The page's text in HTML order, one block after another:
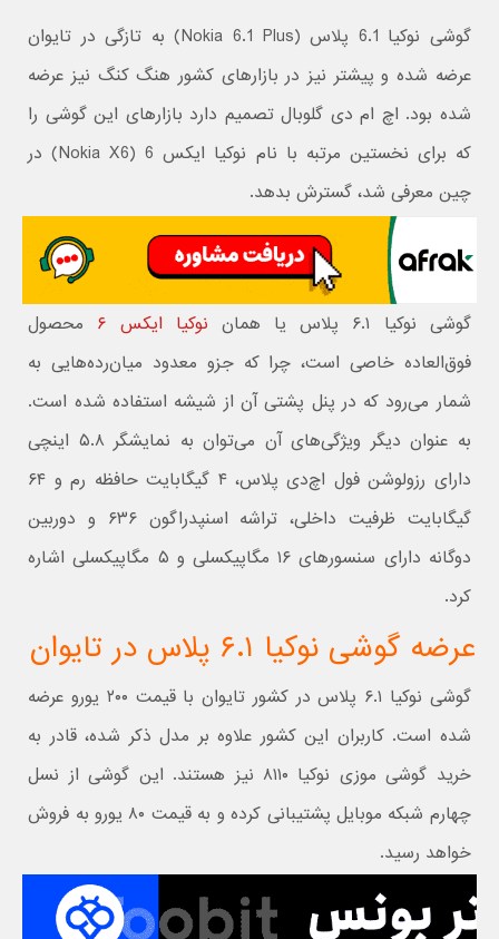
گوشی نوکیا 6.1 پلاس (Nokia 6.1 Plus) به تازگی در تایوان
عرضه شده و پیشتر نیز در بازارهای کشور هنگ کنگ نیز عرضه
شده بود. اچ ام دی گلوبال تصمیم دارد بازارهای این گوشی را
که برای نخستین مرتبه با نام نوکیا ایکس 6 (Nokia X6) در
چین معرفی شد، گسترش بدهد.
گوشی نوکیا ۶.۱ پلاس یا همان نوکیا ایکس ۶
محصول
فوق‌العاده خاصی است، چرا که جزو معدود میان‌رده‌هایی به
شمار می‌رود که در پنل پشتی آن از شیشه استفاده شده است.
به عنوان دیگر ویژگی‌های آن می‌توان به نمایشگر ۵.۸ اینچی
دارای رزولوشن فول اچ‌دی پلاس، ۴ گیگابایت حافظه رم و ۶۴
گیگابایت ظرفیت داخلی، تراشه اسنپدراگون ۶۳۶ و دوربین
دوگانه دارای سنسورهای ۱۶ مگاپیکسلی و ۵ مگاپیکسلی اشاره
کرد.
عرضه گوشی نوکیا ۶.۱ پلاس در تایوان
گوشی نوکیا ۶.۱ پلاس در کشور تایوان با قیمت ۲۰۰ یورو عرضه
شده است. کاربران این کشور علاوه بر مدل ذکر شده، قادر به
خرید گوشی موزی نوکیا ۸۱۱۰ نیز هستند. این گوشی از نسل
چهارم شبکه موبایل پشتیبانی کرده و به قیمت ۸۰ یورو به فروش
خواهد رسید.